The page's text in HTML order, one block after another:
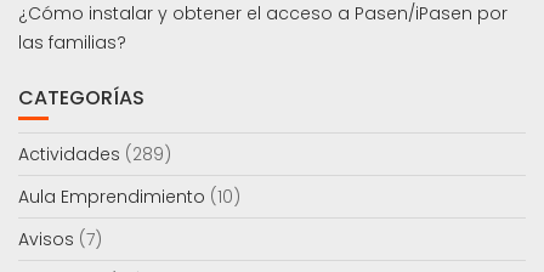
¿Cómo instalar y obtener el acceso a Pasen/iPasen por
las familias?
CATEGORÍAS
Actividades (289)
Aula Emprendimiento (10)
Avisos (7)